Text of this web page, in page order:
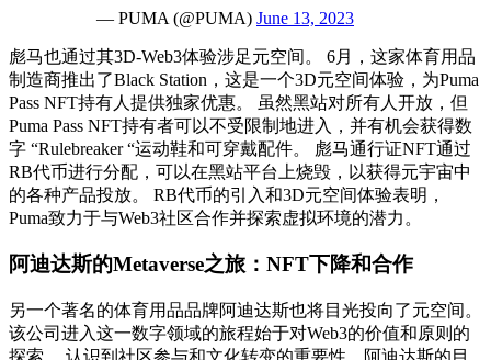
— PUMA (@PUMA) June 13, 2023
彪马也通过其3D-Web3体验涉足元空间。 6月，这家体育用品
制造商推出了Black Station，这是一个3D元空间体验，为Puma
Pass NFT持有人提供独家优惠。 虽然黑站对所有人开放，但
Puma Pass NFT持有者可以不受限制地进入，并有机会获得数
字 “Rulebreaker “运动鞋和可穿戴配件。 彪马通行证NFT通过
RB代币进行分配，可以在黑站平台上烧毁，以获得元宇宙中
的各种产品投放。 RB代币的引入和3D元空间体验表明，
Puma致力于与Web3社区合作并探索虚拟环境的潜力。
阿迪达斯的Metaverse之旅：NFT下降和合作
另一个著名的体育用品品牌阿迪达斯也将目光投向了元空间。
该公司进入这一数字领域的旅程始于对Web3的价值和原则的